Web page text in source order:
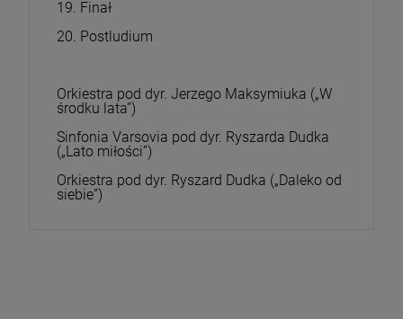
19. Finał
20. Postludium
Orkiestra pod dyr. Jerzego Maksymiuka („W
środku lata”)
Sinfonia Varsovia pod dyr. Ryszarda Dudka
(„Lato miłości”)
Orkiestra pod dyr. Ryszard Dudka („Daleko od
siebie”)